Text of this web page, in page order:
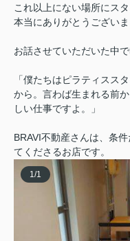
これ以上にない場所にス
本当にありがとうございま
お話させていただいた中
「僕たちはピラティスス
から。言わば生まれる前
しい仕事ですよ。」
BRAVI不動産さんは、条
てくださるお店です。
1 /1